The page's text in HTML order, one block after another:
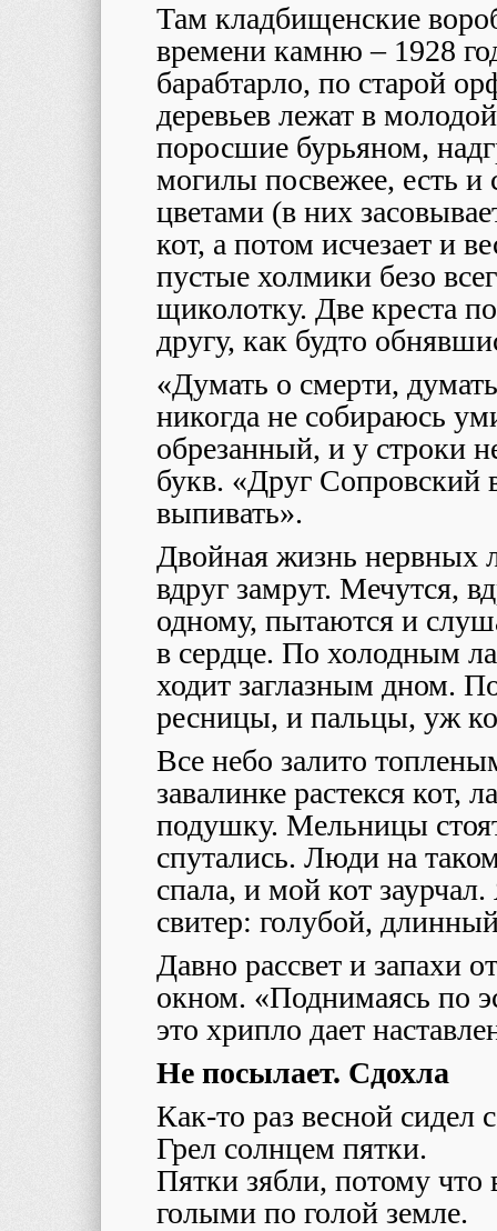
Там кладбищенские
времени камню – 1928
барабтарло, по старой
деревьев лежат в
поросшие бурьяном,
могилы посвежее, есть
цветами (в них
кот, а потом исчезает и
пустые холмики безо
щиколотку. Две креста
другу, как будто
«Думать о смерти,
никогда не собираюсь
обрезанный, и у строки
букв. «Друг Сопровский
выпивать».
Двойная жизнь нервных
вдруг замрут. Мечутся,
одному, пытаются и
в сердце. По холодным
ходит заглазным дном.
ресницы, и пальцы, уж
Все небо залито
завалинке растекся кот,
подушку. Мельницы
спутались. Люди на
спала, и мой кот
свитер: голубой,
Давно рассвет и запахи
окном. «Поднимаясь по
это хрипло дает
Не посылает. Сдохла
Как-то раз весной сидел
Грел солнцем пятки.
Пятки зябли, потому
голыми по голой земле.